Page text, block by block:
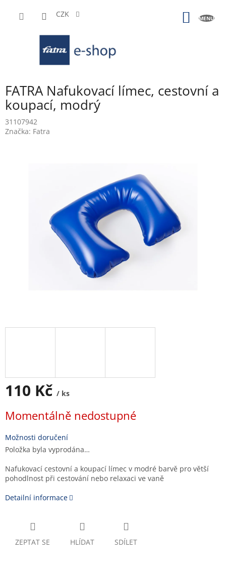
CZK
FATRA Nafukovací límec, cestovní a
koupací, modrý
31107942
Značka: Fatra
110 Kč / ks
cena:
Momentálně nedostupné
Možnosti doručení
Položka byla vyprodána…
Nafukovací cestovní a koupací límec v modré barvě pro větší
pohodlnost při cestování nebo relaxaci ve vaně
Detailní informace
ZEPTAT SE HLÍDAT SDÍLET